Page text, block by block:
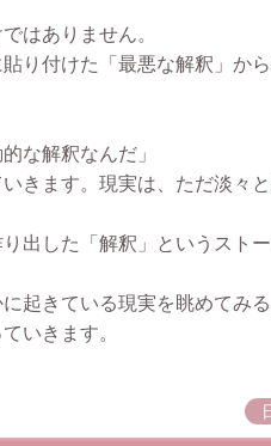
はありません。
り付けた「最悪な解釈」か
な解釈なんだ」
きます。現実は、ただ淡々
出した「解釈」というストー
起きている現実を眺めてみる
いきます。